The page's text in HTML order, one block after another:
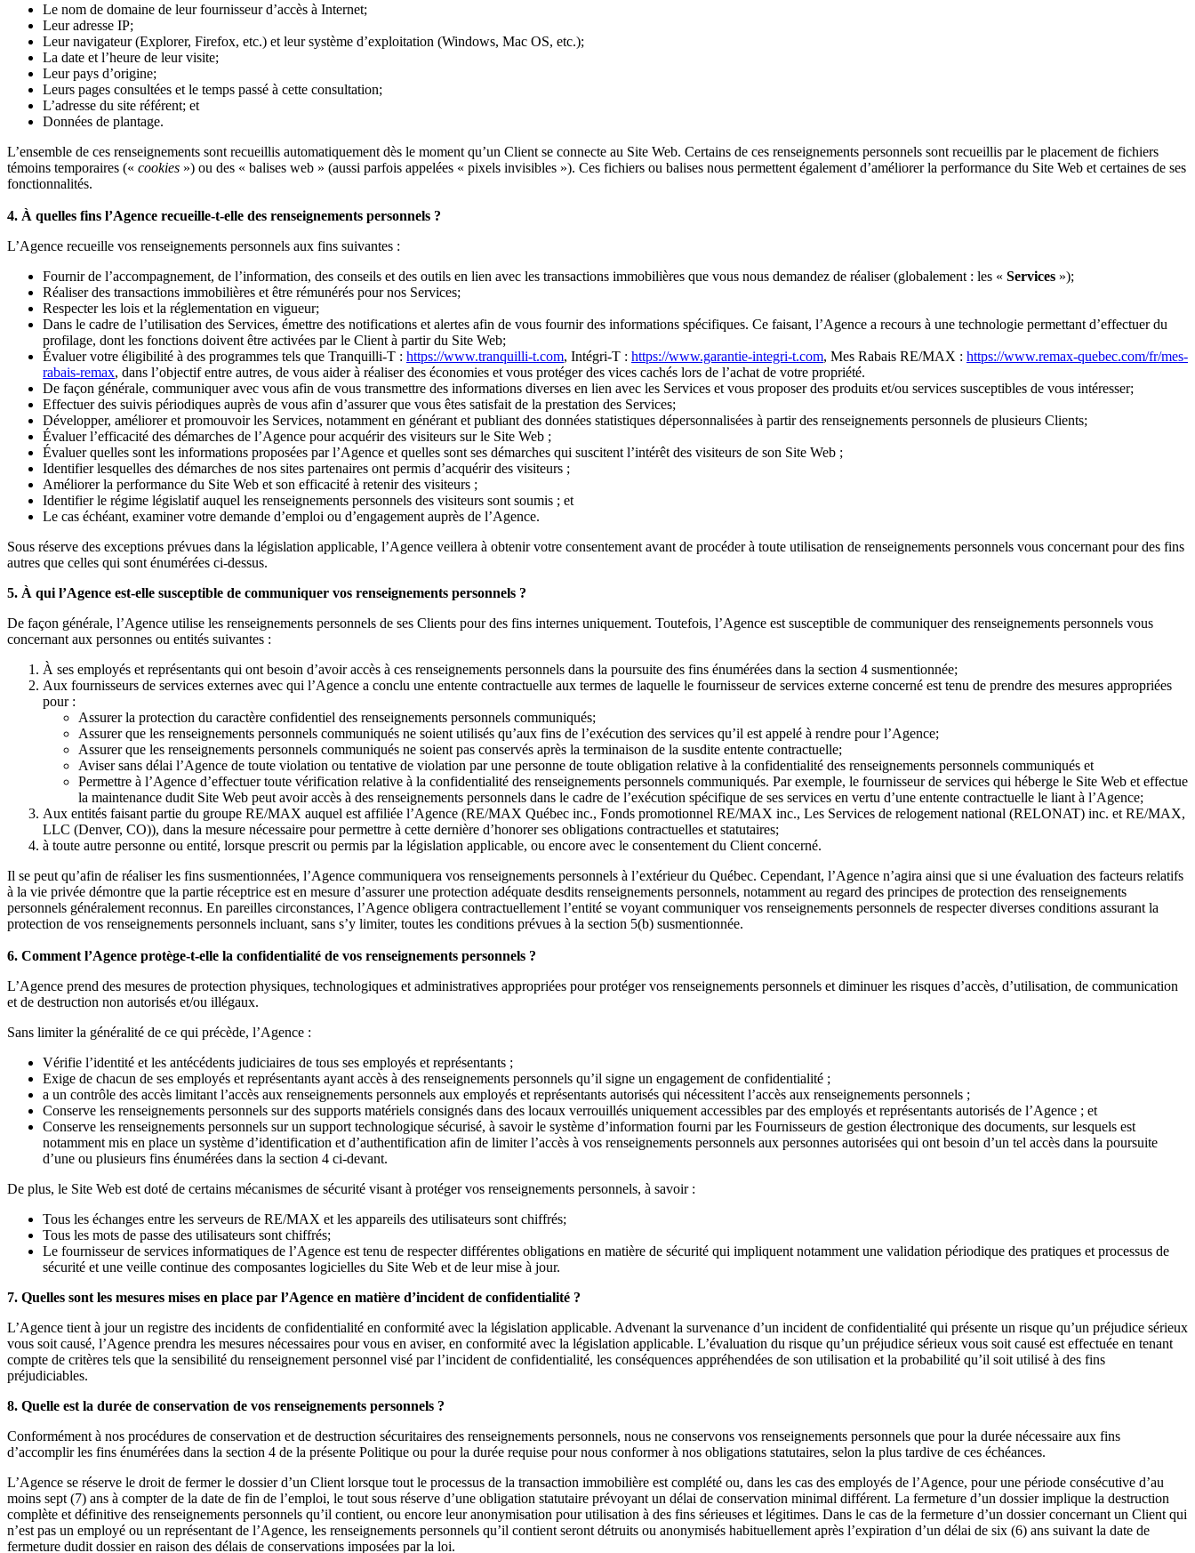
Le nom de domaine de leur fournisseur d’accès à Internet;
Leur adresse IP;
Leur navigateur (Explorer, Firefox, etc.) et leur système d’exploitation (Windows, Mac OS, etc.);
La date et l’heure de leur visite;
Leur pays d’origine;
Leurs pages consultées et le temps passé à cette consultation;
L’adresse du site référent; et
Données de plantage.
L’ensemble de ces renseignements sont recueillis automatiquement dès le moment qu’un Client se connecte au Site Web. Certains de ces renseignements personnels sont recueillis par le placement de fichiers
témoins temporaires (« cookies ») ou des « balises web » (aussi parfois appelées « pixels invisibles »). Ces fichiers ou balises nous permettent également d’améliorer la performance du Site Web et certaines de ses
fonctionnalités.
4. À quelles fins l’Agence recueille-t-elle des renseignements personnels ?
L’Agence recueille vos renseignements personnels aux fins suivantes :
Fournir de l’accompagnement, de l’information, des conseils et des outils en lien avec les transactions immobilières que vous nous demandez de réaliser (globalement : les « Services »);
Réaliser des transactions immobilières et être rémunérés pour nos Services;
Respecter les lois et la réglementation en vigueur;
Dans le cadre de l’utilisation des Services, émettre des notifications et alertes afin de vous fournir des informations spécifiques. Ce faisant, l’Agence a recours à une technologie permettant d’effectuer du
profilage, dont les fonctions doivent être activées par le Client à partir du Site Web;
Évaluer votre éligibilité à des programmes tels que Tranquilli-T : https://www.tranquilli-t.com, Intégri-T : https://www.garantie-integri-t.com, Mes Rabais RE/MAX : https://www.remax-quebec.com/fr/mes-
rabais-remax, dans l’objectif entre autres, de vous aider à réaliser des économies et vous protéger des vices cachés lors de l’achat de votre propriété.
De façon générale, communiquer avec vous afin de vous transmettre des informations diverses en lien avec les Services et vous proposer des produits et/ou services susceptibles de vous intéresser;
Effectuer des suivis périodiques auprès de vous afin d’assurer que vous êtes satisfait de la prestation des Services;
Développer, améliorer et promouvoir les Services, notamment en générant et publiant des données statistiques dépersonnalisées à partir des renseignements personnels de plusieurs Clients;
Évaluer l’efficacité des démarches de l’Agence pour acquérir des visiteurs sur le Site Web ;
Évaluer quelles sont les informations proposées par l’Agence et quelles sont ses démarches qui suscitent l’intérêt des visiteurs de son Site Web ;
Identifier lesquelles des démarches de nos sites partenaires ont permis d’acquérir des visiteurs ;
Améliorer la performance du Site Web et son efficacité à retenir des visiteurs ;
Identifier le régime législatif auquel les renseignements personnels des visiteurs sont soumis ; et
Le cas échéant, examiner votre demande d’emploi ou d’engagement auprès de l’Agence.
Sous réserve des exceptions prévues dans la législation applicable, l’Agence veillera à obtenir votre consentement avant de procéder à toute utilisation de renseignements personnels vous concernant pour des fins
autres que celles qui sont énumérées ci-dessus.
5. À qui l’Agence est-elle susceptible de communiquer vos renseignements personnels ?
De façon générale, l’Agence utilise les renseignements personnels de ses Clients pour des fins internes uniquement. Toutefois, l’Agence est susceptible de communiquer des renseignements personnels vous
concernant aux personnes ou entités suivantes :
À ses employés et représentants qui ont besoin d’avoir accès à ces renseignements personnels dans la poursuite des fins énumérées dans la section 4 susmentionnée;
Aux fournisseurs de services externes avec qui l’Agence a conclu une entente contractuelle aux termes de laquelle le fournisseur de services externe concerné est tenu de prendre des mesures appropriées
pour :
Assurer la protection du caractère confidentiel des renseignements personnels communiqués;
Assurer que les renseignements personnels communiqués ne soient utilisés qu’aux fins de l’exécution des services qu’il est appelé à rendre pour l’Agence;
Assurer que les renseignements personnels communiqués ne soient pas conservés après la terminaison de la susdite entente contractuelle;
Aviser sans délai l’Agence de toute violation ou tentative de violation par une personne de toute obligation relative à la confidentialité des renseignements personnels communiqués et
Permettre à l’Agence d’effectuer toute vérification relative à la confidentialité des renseignements personnels communiqués. Par exemple, le fournisseur de services qui héberge le Site Web et effectue
la maintenance dudit Site Web peut avoir accès à des renseignements personnels dans le cadre de l’exécution spécifique de ses services en vertu d’une entente contractuelle le liant à l’Agence;
Aux entités faisant partie du groupe RE/MAX auquel est affiliée l’Agence (RE/MAX Québec inc., Fonds promotionnel RE/MAX inc., Les Services de relogement national (RELONAT) inc. et RE/MAX,
LLC (Denver, CO)), dans la mesure nécessaire pour permettre à cette dernière d’honorer ses obligations contractuelles et statutaires;
à toute autre personne ou entité, lorsque prescrit ou permis par la législation applicable, ou encore avec le consentement du Client concerné.
Il se peut qu’afin de réaliser les fins susmentionnées, l’Agence communiquera vos renseignements personnels à l’extérieur du Québec. Cependant, l’Agence n’agira ainsi que si une évaluation des facteurs relatifs
à la vie privée démontre que la partie réceptrice est en mesure d’assurer une protection adéquate desdits renseignements personnels, notamment au regard des principes de protection des renseignements
personnels généralement reconnus. En pareilles circonstances, l’Agence obligera contractuellement l’entité se voyant communiquer vos renseignements personnels de respecter diverses conditions assurant la
protection de vos renseignements personnels incluant, sans s’y limiter, toutes les conditions prévues à la section 5(b) susmentionnée.
6. Comment l’Agence protège-t-elle la confidentialité de vos renseignements personnels ?
L’Agence prend des mesures de protection physiques, technologiques et administratives appropriées pour protéger vos renseignements personnels et diminuer les risques d’accès, d’utilisation, de communication
et de destruction non autorisés et/ou illégaux.
Sans limiter la généralité de ce qui précède, l’Agence :
Vérifie l’identité et les antécédents judiciaires de tous ses employés et représentants ;
Exige de chacun de ses employés et représentants ayant accès à des renseignements personnels qu’il signe un engagement de confidentialité ;
a un contrôle des accès limitant l’accès aux renseignements personnels aux employés et représentants autorisés qui nécessitent l’accès aux renseignements personnels ;
Conserve les renseignements personnels sur des supports matériels consignés dans des locaux verrouillés uniquement accessibles par des employés et représentants autorisés de l’Agence ; et
Conserve les renseignements personnels sur un support technologique sécurisé, à savoir le système d’information fourni par les Fournisseurs de gestion électronique des documents, sur lesquels est
notamment mis en place un système d’identification et d’authentification afin de limiter l’accès à vos renseignements personnels aux personnes autorisées qui ont besoin d’un tel accès dans la poursuite
d’une ou plusieurs fins énumérées dans la section 4 ci-devant.
De plus, le Site Web est doté de certains mécanismes de sécurité visant à protéger vos renseignements personnels, à savoir :
Tous les échanges entre les serveurs de RE/MAX et les appareils des utilisateurs sont chiffrés;
Tous les mots de passe des utilisateurs sont chiffrés;
Le fournisseur de services informatiques de l’Agence est tenu de respecter différentes obligations en matière de sécurité qui impliquent notamment une validation périodique des pratiques et processus de
sécurité et une veille continue des composantes logicielles du Site Web et de leur mise à jour.
7. Quelles sont les mesures mises en place par l’Agence en matière d’incident de confidentialité ?
L’Agence tient à jour un registre des incidents de confidentialité en conformité avec la législation applicable. Advenant la survenance d’un incident de confidentialité qui présente un risque qu’un préjudice sérieux
vous soit causé, l’Agence prendra les mesures nécessaires pour vous en aviser, en conformité avec la législation applicable. L’évaluation du risque qu’un préjudice sérieux vous soit causé est effectuée en tenant
compte de critères tels que la sensibilité du renseignement personnel visé par l’incident de confidentialité, les conséquences appréhendées de son utilisation et la probabilité qu’il soit utilisé à des fins
préjudiciables.
8. Quelle est la durée de conservation de vos renseignements personnels ?
Conformément à nos procédures de conservation et de destruction sécuritaires des renseignements personnels, nous ne conservons vos renseignements personnels que pour la durée nécessaire aux fins
d’accomplir les fins énumérées dans la section 4 de la présente Politique ou pour la durée requise pour nous conformer à nos obligations statutaires, selon la plus tardive de ces échéances.
L’Agence se réserve le droit de fermer le dossier d’un Client lorsque tout le processus de la transaction immobilière est complété ou, dans les cas des employés de l’Agence, pour une période consécutive d’au
moins sept (7) ans à compter de la date de fin de l’emploi, le tout sous réserve d’une obligation statutaire prévoyant un délai de conservation minimal différent. La fermeture d’un dossier implique la destruction
complète et définitive des renseignements personnels qu’il contient, ou encore leur anonymisation pour utilisation à des fins sérieuses et légitimes. Dans le cas de la fermeture d’un dossier concernant un Client qui
n’est pas un employé ou un représentant de l’Agence, les renseignements personnels qu’il contient seront détruits ou anonymisés habituellement après l’expiration d’un délai de six (6) ans suivant la date de
fermeture dudit dossier en raison des délais de conservations imposées par la loi.